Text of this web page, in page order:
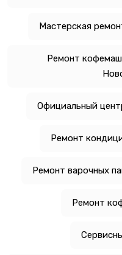
Мастерская
Ремонт
Официальный
Ремонт
Ремонт варочных
Ремонт